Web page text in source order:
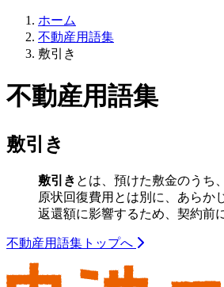
ホーム
不動産用語集
敷引き
不動産用語集
敷引き
敷引き とは、預けた敷金のうち
原状回復費用とは別に、あらか
返還額に影響するため、契約前
不動産用語集トップへ